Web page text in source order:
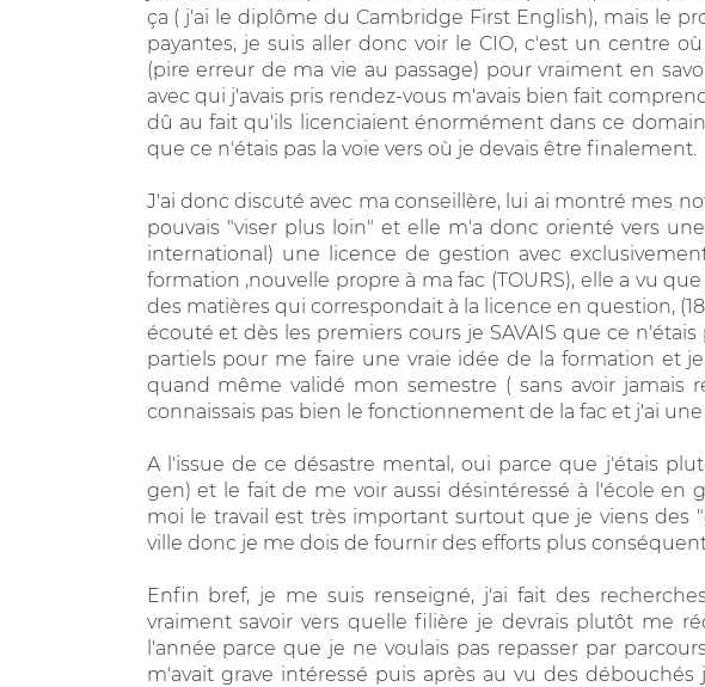
ça ( j'ai le diplôme du Cambridge First English), mais le
payantes, je suis aller donc voir le CIO, c'est un centre
(pire erreur de ma vie au passage) pour vraiment en
avec qui j'avais pris rendez-vous m'avais bien fait
dû au fait qu'ils licenciaient énormément dans ce
que ce n'étais pas la voie vers où je devais être finalement.
J'ai donc discuté avec ma conseillère, lui ai montré mes
pouvais "viser plus loin" et elle m'a donc orienté vers
international) une licence de gestion avec
formation ,nouvelle propre à ma fac (TOURS), elle a vu
des matières qui correspondait à la licence en question, (18
écouté et dès les premiers cours je SAVAIS que ce
partiels pour me faire une vraie idée de la formation et
quand même validé mon semestre ( sans avoir jamais
connaissais pas bien le fonctionnement de la fac et j'ai
A l'issue de ce désastre mental, oui parce que j'étais
gen) et le fait de me voir aussi désintéressé à l'école en
moi le travail est très important surtout que je viens des
ville donc je me dois de fournir des efforts plus
Enfin bref, je me suis renseigné, j'ai fait des
vraiment savoir vers quelle filière je devrais plutôt me
l'année parce que je ne voulais pas repasser par
m'avait grave intéressé puis après au vu des